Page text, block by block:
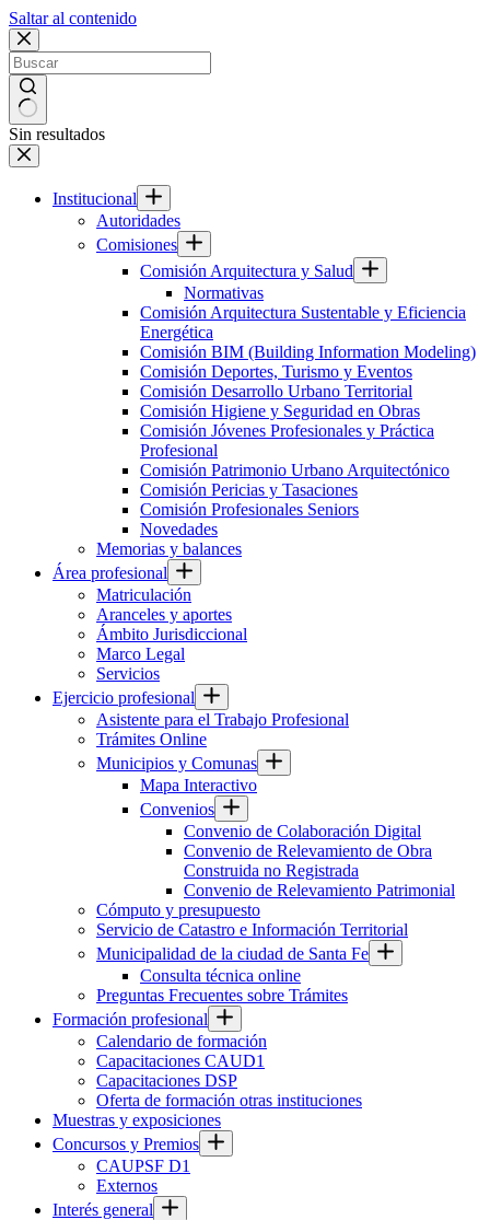
Saltar al contenido
Sin resultados
Institucional
Autoridades
Comisiones
Comisión Arquitectura y Salud
Normativas
Comisión Arquitectura Sustentable y Eficiencia
Energética
Comisión BIM (Building Information Modeling)
Comisión Deportes, Turismo y Eventos
Comisión Desarrollo Urbano Territorial
Comisión Higiene y Seguridad en Obras
Comisión Jóvenes Profesionales y Práctica
Profesional
Comisión Patrimonio Urbano Arquitectónico
Comisión Pericias y Tasaciones
Comisión Profesionales Seniors
Novedades
Memorias y balances
Área profesional
Matriculación
Aranceles y aportes
Ámbito Jurisdiccional
Marco Legal
Servicios
Ejercicio profesional
Asistente para el Trabajo Profesional
Trámites Online
Municipios y Comunas
Mapa Interactivo
Convenios
Convenio de Colaboración Digital
Convenio de Relevamiento de Obra
Construida no Registrada
Convenio de Relevamiento Patrimonial
Cómputo y presupuesto
Servicio de Catastro e Información Territorial
Municipalidad de la ciudad de Santa Fe
Consulta técnica online
Preguntas Frecuentes sobre Trámites
Formación profesional
Calendario de formación
Capacitaciones CAUD1
Capacitaciones DSP
Oferta de formación otras instituciones
Muestras y exposiciones
Concursos y Premios
CAUPSF D1
Externos
Interés general